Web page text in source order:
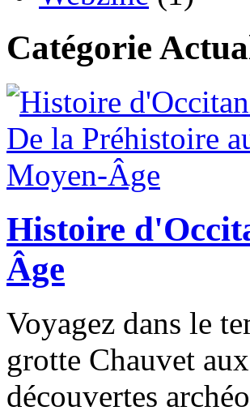
Catégorie
Histoire
Âge
Voyagez dans le
grotte Chauvet
découvertes